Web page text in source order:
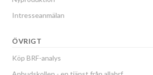
Intresseanmälan
ÖVRIGT
Köp BRF-analys